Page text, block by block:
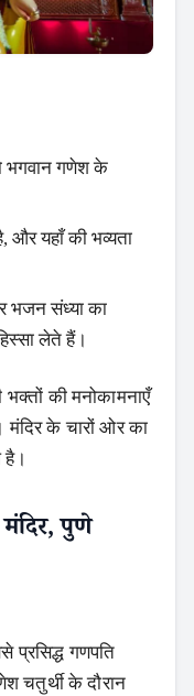
भगवान गणेश के
और यहाँ की भव्यता
भजन संध्या का
लेते हैं।
भक्तों की मनोकामनाएँ
मंदिर के चारों ओर का
है।
पुणे
गणपति
चतुर्थी के दौरान